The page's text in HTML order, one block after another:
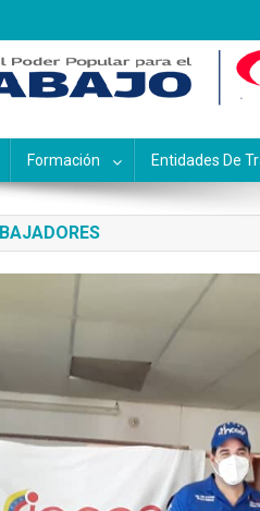
de
Formación Entidades De